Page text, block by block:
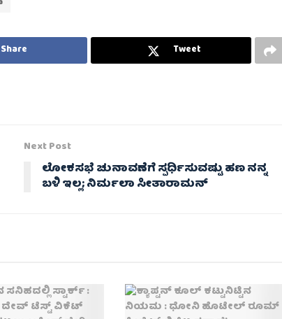
Share Tweet
Next Post
ಲೋಕಸಭೆ ಚುನಾವಣೆಗೆ ಸ್ಪರ್ಧಿಸುವಷ್ಟು ಹಣ ನನ್ನ
ಬಳಿ ಇಲ್ಲ; ನಿರ್ಮಲಾ ಸೀತಾರಾಮನ್